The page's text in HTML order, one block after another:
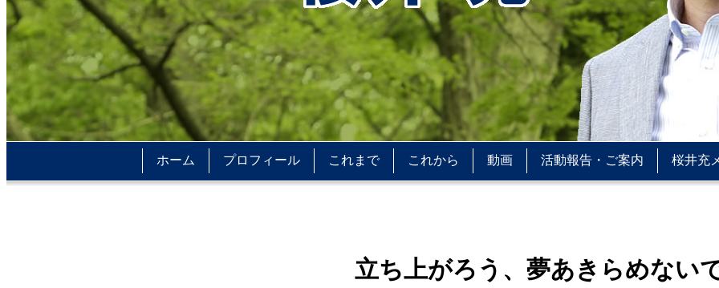
ホーム プロフィール これまで これから 動画 活動報告・ご案内 桜井充
立ち上がろう、夢あきらめない